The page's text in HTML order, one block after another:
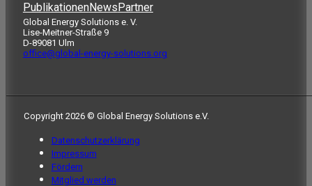
PublikationenNewsPartner
Global Energy Solutions e. V.
Lise-Meitner-Straße 9
D-89081 Ulm
office@global-energy-solutions.org
Copyright 2026 © Global Energy Solutions e.V.
Datenschutzerklärung
Impressum
Fördern
Mitglied werden